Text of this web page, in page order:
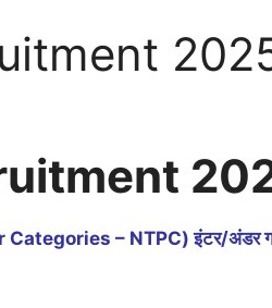
Categories – NTPC) इंटर/